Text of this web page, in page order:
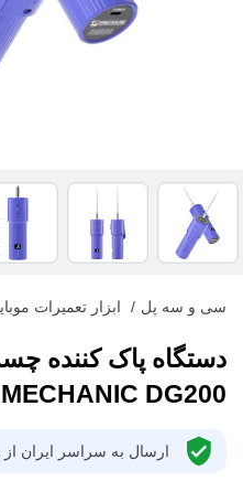
سی و سه پل / ابزار تعمیرات
دستگاه پاک کننده
MECHANIC DG200
ارسال به سراسر ایران از طریق